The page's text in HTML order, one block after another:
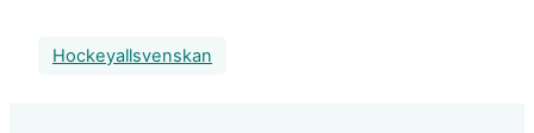
Hockeyallsvenskan